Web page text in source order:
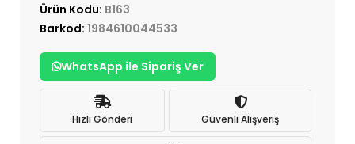
Ürün Kodu: B163
Barkod: 1984610044533
WhatsApp ile Sipariş Ver
Hızlı Gönderi Güvenli Alışveriş